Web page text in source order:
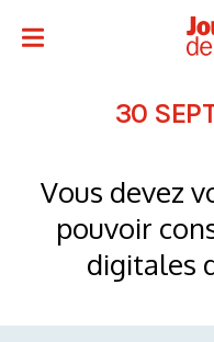
30
Vous devez
pouvoir
digitales